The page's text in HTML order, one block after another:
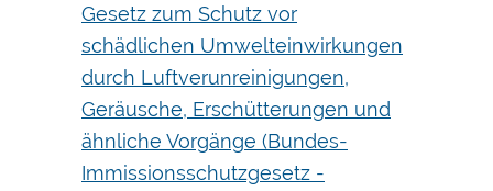
Gesetz zum Schutz vor
schädlichen Umwelteinwirkungen
durch Luftverunreinigungen,
Geräusche, Erschütterungen und
ähnliche Vorgänge (Bundes-
Immissionsschutzgesetz -